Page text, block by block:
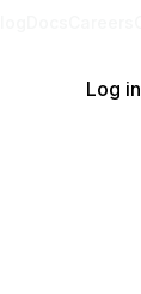
Log in